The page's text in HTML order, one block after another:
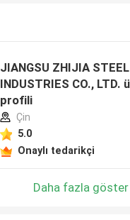
JIANGSU ZHIJIA STEEL
INDUSTRIES CO., LTD.
profili
Çin
5.0
Onaylı tedarikçi
Daha fazla göster